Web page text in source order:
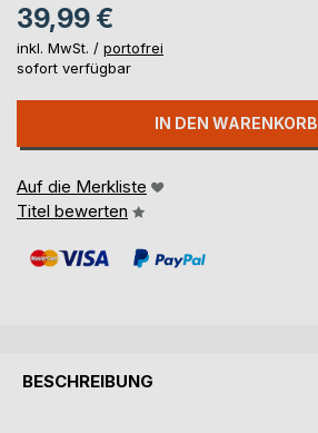
39,99 €
inkl. MwSt. / portofrei
sofort verfügbar
IN DEN WARENKORB
Auf die Merkliste
Titel bewerten
BESCHREIBUNG